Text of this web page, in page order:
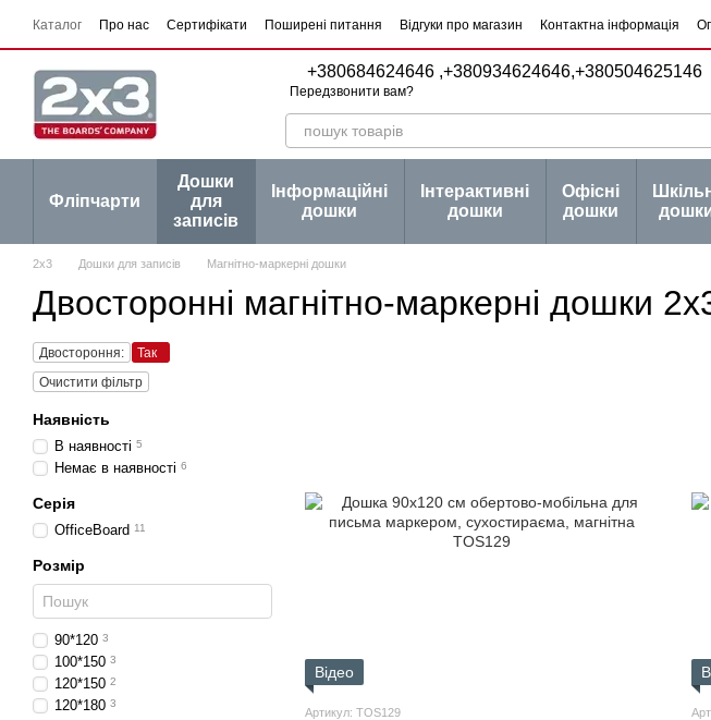
Перейти до основного контенту
Каталог Про нас Сертифікати Поширені питання Відгуки про магазин Контактна інформація
Угода користувача
Договір публічної оферти Серії товарів Блог
+380684624646 ,+380934624646,+380504625146
Передзвонити вам?
Фліпчарти
Дошки
для
записів
Інформаційні
дошки
Інтерактивні
дошки
Офісні
дошки
2х3 Дошки для записів Магнітно-маркерні дошки
Двосторонні магнітно-маркерні дошки
Відео
Артикул: TOS129
Двостороння:
Так
Очистити фільтр
Наявність
В наявності 5
Немає в наявності 6
Серія
OfficeBoard 11
Розмір
90*120 3
100*150 3
120*150 2
120*180 3